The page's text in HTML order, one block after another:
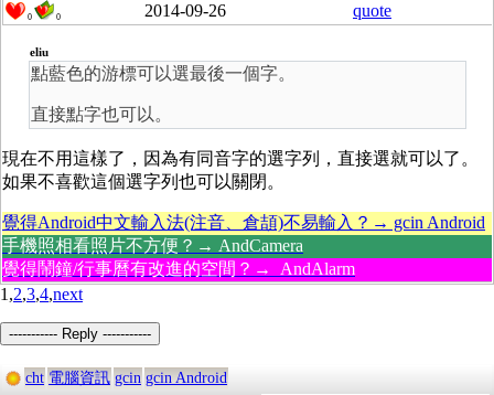
0 0 2014-09-26 quote
eliu
點藍色的游標可以選最後一個字。
直接點字也可以。
現在不用這樣了，因為有同音字的選字列，直接選就可以了。
如果不喜歡這個選字列也可以關閉。
覺得Android中文輸入法(注音、倉頡)不易輸入？→ gcin Android
手機照相看照片不方便？→ AndCamera
覺得鬧鐘/行事曆有改進的空間？→ AndAlarm
1,2,3,4,next
----------- Reply -----------
cht 電腦資訊 gcin gcin Android